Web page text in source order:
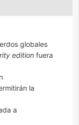
globales
edition fuera
la
a